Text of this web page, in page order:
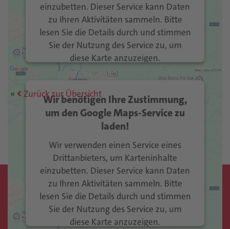
einzubetten. Dieser Service kann Daten
zu Ihren Aktivitäten sammeln. Bitte
lesen Sie die Details durch und stimmen
Sie der Nutzung des Service zu, um
diese Karte anzuzeigen.
Mehr Informationen
Akzeptieren
Usercentrics Consent
Management Platform &eRecht24
Wir benötigen Ihre Zustimmung,
um den Google Maps-Service zu
laden!
Wir verwenden einen Service eines
Drittanbieters, um Karteninhalte
einzubetten. Dieser Service kann Daten
zu Ihren Aktivitäten sammeln. Bitte
lesen Sie die Details durch und stimmen
Sie der Nutzung des Service zu, um
diese Karte anzuzeigen.
Zurück zur Übersicht
Kontakt
Gemeinde Vaduz